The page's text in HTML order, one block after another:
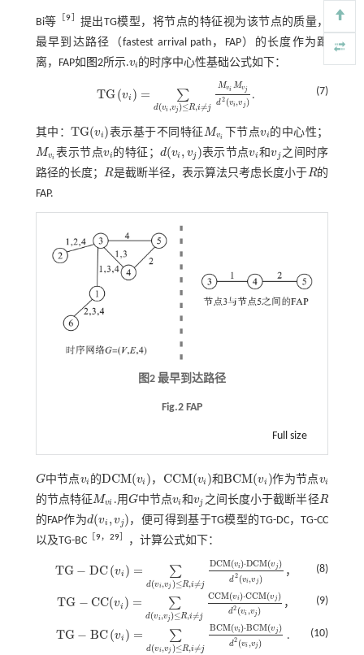
Bi等 ［9］ 提出TG模型，将节点的特征视为该节点的质量，
最早到达路径（fastest arrival path，FAP）的长度作为距
离，FAP如 图2所示.vi
vi 的时序中心性基础公式如下：
TG(vi ) = ∑
d(vi ,vj)≤R,i≠j
Mvi
Mvj
d2 (vi,v j)
TGvi =∑dv i,v jMv d2vi,vj . (7)
其中：TG(vi )
TG(vi) 表示基于不同特征Mvi
Mvi 下节点vi
vi 的中心性；
Mvi
Mvi 表示节点vi
vi 的特征； d(vi , vj )
d(vi,vj ) 表示节点vi
vi 和vj
vj 之间时序
路径的长度； R
R 是截断半径，表示算法只考虑长度小于R
R 的
FAP.
图2 最早到达路径
Fig.2 FAP
Full size
G
G 中节点vi
vi 的DCM(vi )
DCM(vi) ， CCM(vi )
CCM(vi) 和BCM(vi )
BCM(vi) 作为节点vi
vi
的节点特征Mvi
Mvi .用G
G 中节点vi
vi 和vj
vj 之间长度小于截断半径R
R
的FAP作为d(vi ,vj )
d(vi,vj)
，便可得到基于TG模型的TG-DC，TG-CC
以及TG-BC［ 9， 29］ ，计算公式如下：
TG − DC(vi ) = ∑
d(vi,vj )≤R,i≠j
DCM(vi)⋅DCM(v j)
d2 (vi,v j)
TG-DCv i=∑d vi,v j≤ R, M vi Mvjd2vi,vj ， (8)
TG − CC(vi ) = ∑
d(vi,vj)≤R,i≠j
CCM(vi)⋅CCM(v j)
d2 (vi ,vj)
TG-C C( vi)=∑dvi ,v j≤R CM Mvjd2vi,vj ， (9)
TG − BC(vi ) = ∑
d(vi,vj )≤R,i≠j
BCM(vi)⋅BCM(v j)
d2 (vi ,vj)
TG-BCv i=∑d vi,v j≤ R, M vi vjd2vi,vj . (10)